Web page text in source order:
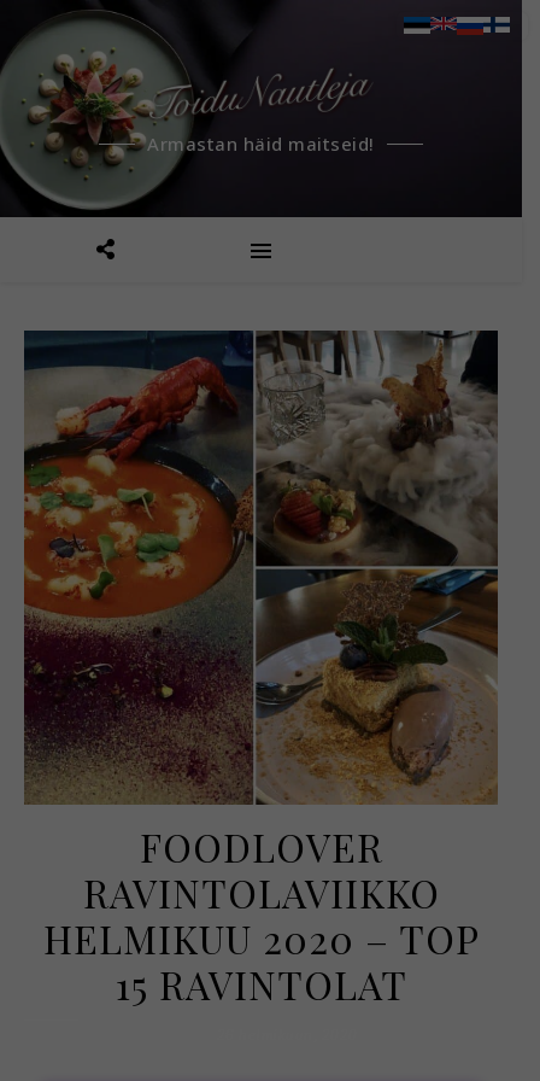
Armastan häid maitseid!
FOODLOVER
RAVINTOLAVIIKKO
HELMIKUU 2020 – TOP
15 RAVINTOLAT